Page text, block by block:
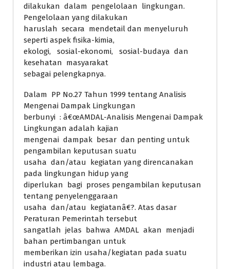
dilakukan dalam pengelolaan lingkungan.
Pengelolaan yang dilakukan
haruslah secara mendetail dan menyeluruh
seperti aspek fisika-kimia,
ekologi, sosial-ekonomi, sosial-budaya dan
kesehatan masyarakat
sebagai pelengkapnya.
Dalam PP No.27 Tahun 1999 tentang Analisis
Mengenai Dampak Lingkungan
berbunyi : â€œAMDAL-Analisis Mengenai Dampak
Lingkungan adalah kajian
mengenai dampak besar dan penting untuk
pengambilan keputusan suatu
usaha dan/atau kegiatan yang direncanakan
pada lingkungan hidup yang
diperlukan bagi proses pengambilan keputusan
tentang penyelenggaraan
usaha dan/atau kegiatanâ€?. Atas dasar
Peraturan Pemerintah tersebut
sangatlah jelas bahwa AMDAL akan menjadi
bahan pertimbangan untuk
memberikan izin usaha/kegiatan pada suatu
industri atau lembaga.